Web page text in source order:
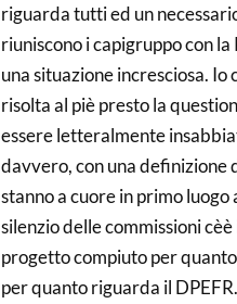
riguarda tutti ed un
riuniscono i capigruppo con
una situazione incresciosa.
risolta al piè presto la
essere letteralmente
davvero, con una definizione
stanno a cuore in primo
silenzio delle commissioni
progetto compiuto per
per quanto riguarda il